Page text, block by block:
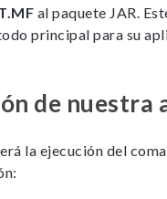
al paquete JAR.
principal para su
de nuestra
la ejecución del